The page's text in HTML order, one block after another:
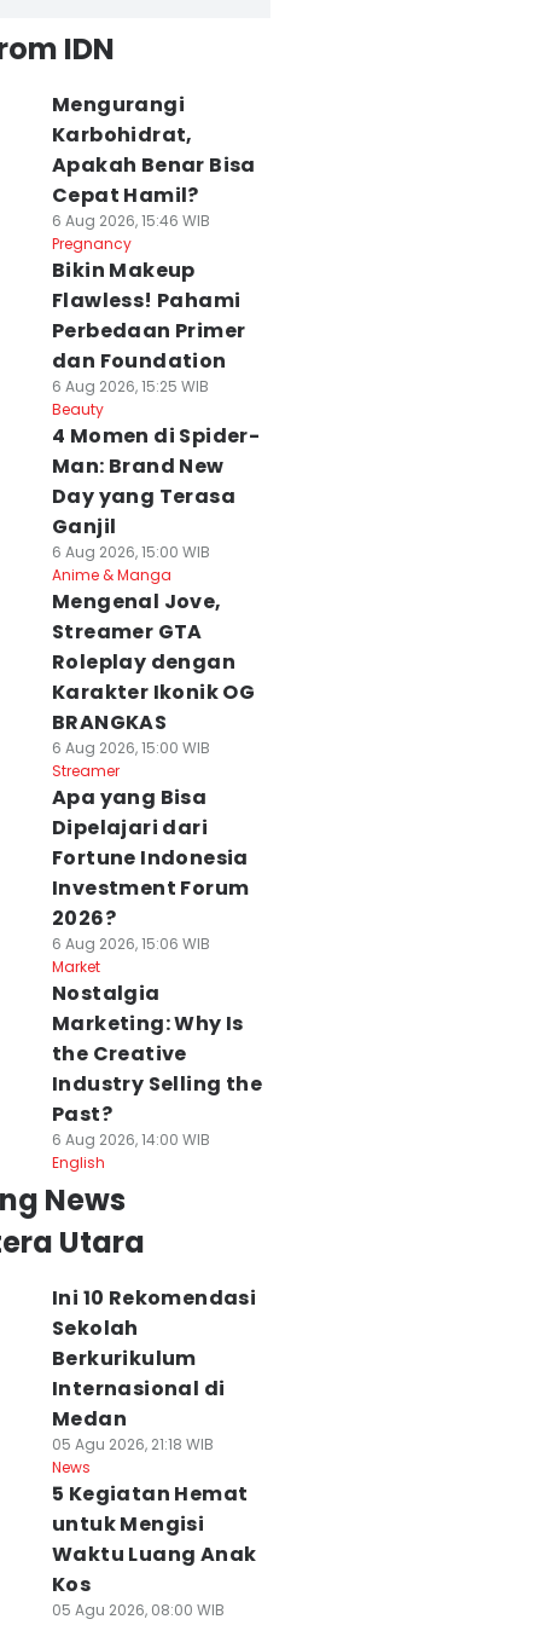
IDN
Mengurangi
Karbohidrat,
Apakah Benar Bisa
Cepat Hamil?
6 Aug 2026, 15:46 WIB
Pregnancy
Bikin Makeup
Flawless! Pahami
Perbedaan Primer
dan Foundation
6 Aug 2026, 15:25 WIB
Beauty
4 Momen di Spider-
Man: Brand New
Day yang Terasa
Ganjil
6 Aug 2026, 15:00 WIB
Anime & Manga
Mengenal Jove,
Streamer GTA
Roleplay dengan
Karakter Ikonik OG
BRANGKAS
6 Aug 2026, 15:00 WIB
Streamer
Apa yang Bisa
Dipelajari dari
Fortune Indonesia
Investment Forum
2026?
6 Aug 2026, 15:06 WIB
Market
Nostalgia
Marketing: Why Is
the Creative
Industry Selling the
Past?
6 Aug 2026, 14:00 WIB
English
News
Utara
Ini 10 Rekomendasi
Sekolah
Berkurikulum
Internasional di
Medan
05 Agu 2026, 21:18 WIB
News
5 Kegiatan Hemat
untuk Mengisi
Waktu Luang Anak
Kos
05 Agu 2026, 08:00 WIB